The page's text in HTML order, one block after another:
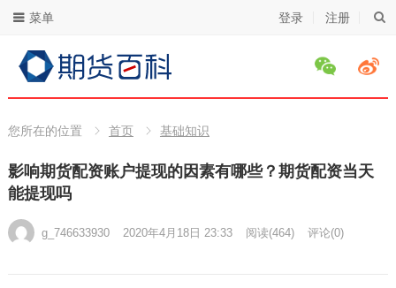
登录 注册
菜单
您所在的位置 首页 基础知识
影响期货配资账户提现的因素有哪些？期货配资当天
能提现吗
g_746633930 2020年4月18日 23:33 阅读(464) 评论(0)